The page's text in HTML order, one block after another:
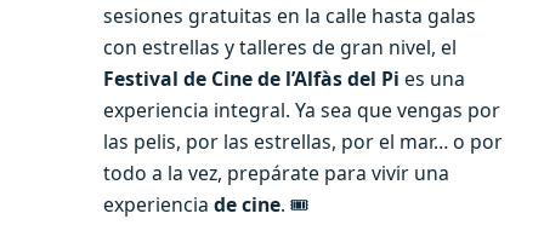
sesiones gratuitas en la calle hasta galas
con estrellas y talleres de gran nivel, el
Festival de Cine de l’Alfàs del Pi es una
experiencia integral. Ya sea que vengas por
las pelis, por las estrellas, por el mar… o por
todo a la vez, prepárate para vivir una
experiencia de cine. 🎟️